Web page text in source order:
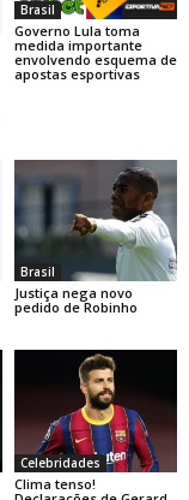
Brasil
Governo Lula toma
medida importante
envolvendo esquema de
apostas esportivas
Brasil
Justiça nega novo
pedido de Robinho
Celebridades
Clima tenso!